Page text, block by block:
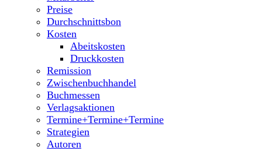
Preise
Durchschnittsbon
Kosten
Abeitskosten
Druckkosten
Remission
Zwischenbuchhandel
Buchmessen
Verlagsaktionen
Termine+Termine+Termine
Strategien
Autoren